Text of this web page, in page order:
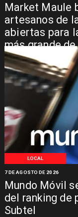
Market Maule
artesanos de
abiertas para
más grande
LOCAL
Mundo Móvil
del ranking de
Subtel
7 DE AGOSTO DE 2026